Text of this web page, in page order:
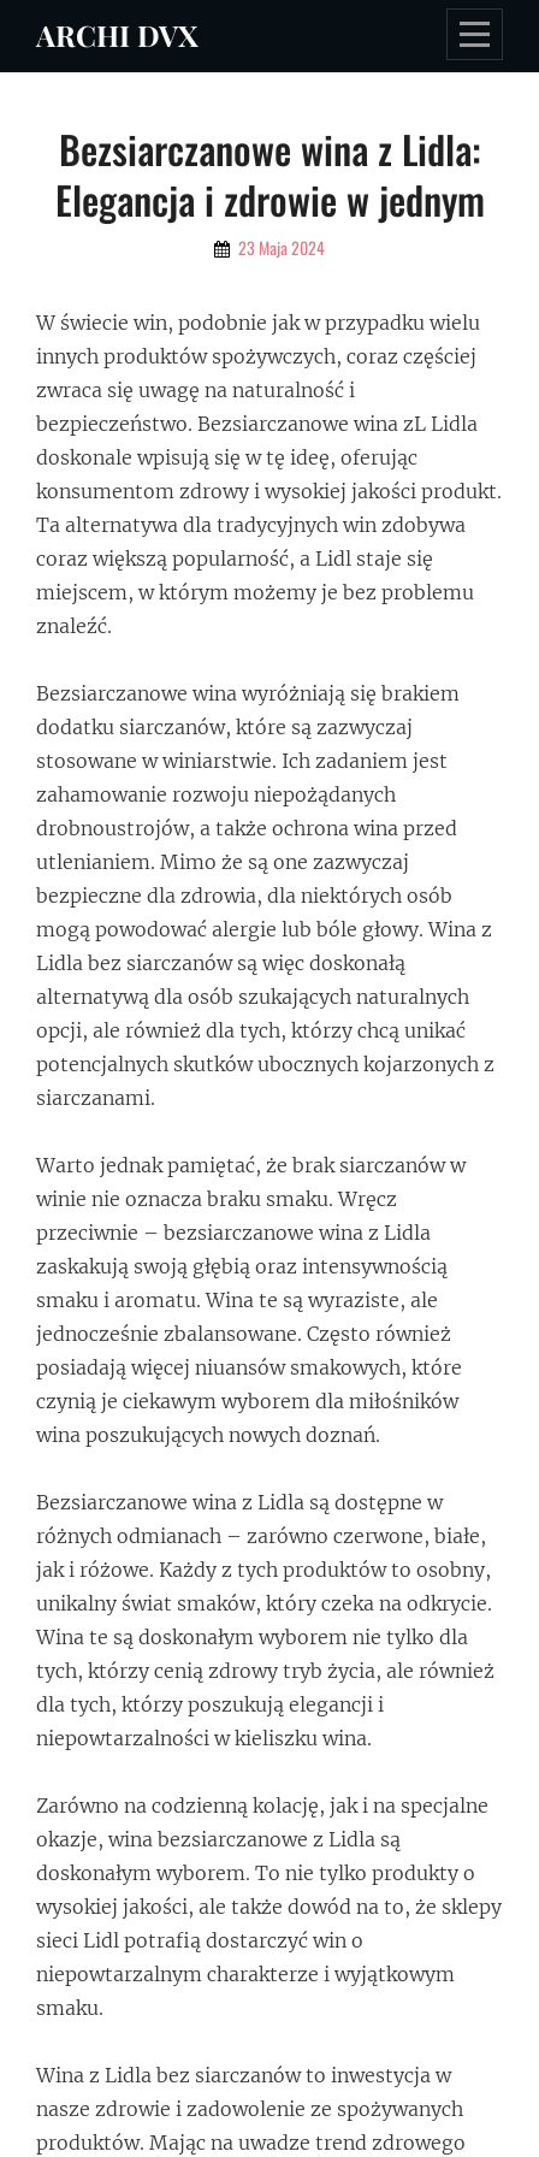
ARCHI DVX
Bezsiarczanowe wina z Lidla:
Elegancja i zdrowie w jednym
By 23 Maja 2024
W świecie win, podobnie jak w przypadku wielu
innych produktów spożywczych, coraz częściej
zwraca się uwagę na naturalność i
bezpieczeństwo. Bezsiarczanowe wina zL Lidla
doskonale wpisują się w tę ideę, oferując
konsumentom zdrowy i wysokiej jakości produkt.
Ta alternatywa dla tradycyjnych win zdobywa
coraz większą popularność, a Lidl staje się
miejscem, w którym możemy je bez problemu
znaleźć.
Bezsiarczanowe wina wyróżniają się brakiem
dodatku siarczanów, które są zazwyczaj
stosowane w winiarstwie. Ich zadaniem jest
zahamowanie rozwoju niepożądanych
drobnoustrojów, a także ochrona wina przed
utlenianiem. Mimo że są one zazwyczaj
bezpieczne dla zdrowia, dla niektórych osób
mogą powodować alergie lub bóle głowy. Wina z
Lidla bez siarczanów są więc doskonałą
alternatywą dla osób szukających naturalnych
opcji, ale również dla tych, którzy chcą unikać
potencjalnych skutków ubocznych kojarzonych z
siarczanami.
Warto jednak pamiętać, że brak siarczanów w
winie nie oznacza braku smaku. Wręcz
przeciwnie – bezsiarczanowe wina z Lidla
zaskakują swoją głębią oraz intensywnością
smaku i aromatu. Wina te są wyraziste, ale
jednocześnie zbalansowane. Często również
posiadają więcej niuansów smakowych, które
czynią je ciekawym wyborem dla miłośników
wina poszukujących nowych doznań.
Bezsiarczanowe wina z Lidla są dostępne w
różnych odmianach – zarówno czerwone, białe,
jak i różowe. Każdy z tych produktów to osobny,
unikalny świat smaków, który czeka na odkrycie.
Wina te są doskonałym wyborem nie tylko dla
tych, którzy cenią zdrowy tryb życia, ale również
dla tych, którzy poszukują elegancji i
niepowtarzalności w kieliszku wina.
Zarówno na codzienną kolację, jak i na specjalne
okazje, wina bezsiarczanowe z Lidla są
doskonałym wyborem. To nie tylko produkty o
wysokiej jakości, ale także dowód na to, że sklepy
sieci Lidl potrafią dostarczyć win o
niepowtarzalnym charakterze i wyjątkowym
smaku.
Wina z Lidla bez siarczanów to inwestycja w
nasze zdrowie i zadowolenie ze spożywanych
produktów. Mając na uwadze trend zdrowego
Nawigacja
wpisu